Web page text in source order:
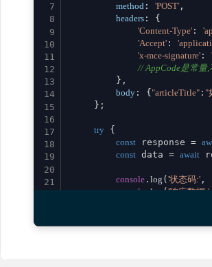
7
8
9
10
11
12
13
14
15
16
17
18
19
20
21
method : 'POST' ,
headers : {
'Content-Type' :
'Accept' :
'x-mce-signature' :
// AppCode是常量,
        },
body : { "articleTitle" : "
    };
try {
const response =
const data = await
console . log ( '状态码:' ,
console
log ( '响应数据:'
    }
catch (error) {